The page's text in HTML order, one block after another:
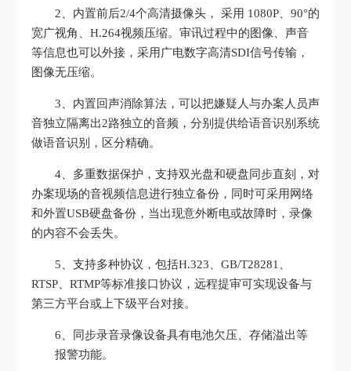
2、内置前后2/4个高清摄像头， 采用 1080P、90°的
宽广视角、H.264视频压缩。审讯过程中的图像、声音
等信息也可以外接，采用广电数字高清SDI信号传输，
图像无压缩。
3、内置回声消除算法，可以把嫌疑人与办案人员声
音独立隔离出2路独立的音频，分别提供给语音识别系统
做语音识别，区分精确。
4、多重数据保护，支持双光盘和硬盘同步直刻，对
办案现场的音视频信息进行独立备份，同时可采用网络
和外置USB硬盘备份，当出现意外断电或故障时，录像
的内容不会丢失。
5、支持多种协议，包括H.323、GB/T28281、
RTSP、RTMP等标准接口协议，远程提审可实现设备与
第三方平台或上下级平台对接。
6、同步录音录像设备具有电池欠压、存储溢出等
报警功能。